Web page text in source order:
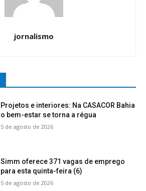
jornalismo
Projetos e interiores: Na CASACOR Bahia
o bem-estar se torna a régua
5 de agosto de 2026
Simm oferece 371 vagas de emprego
para esta quinta-feira (6)
5 de agosto de 2026